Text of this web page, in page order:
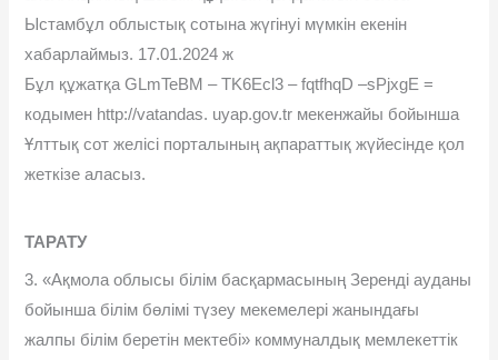
Ыстамбұл облыстық сотына жүгінуі мүмкін екенін
хабарлаймыз. 17.01.2024 ж
Бұл құжатқа GLmTeBM – TK6Ecl3 – fqtfhqD –sPjxgE =
кодымен http://vatandas. uyap.gov.tr мекенжайы бойынша
Ұлттық сот желісі порталының ақпараттық жүйесінде қол
жеткізе аласыз.
ТАРАТУ
3. «Ақмола облысы білім басқармасының Зеренді ауданы
бойынша білім бөлімі түзеу мекемелері жанындағы
жалпы білім беретін мектебі» коммуналдық мемлекеттік